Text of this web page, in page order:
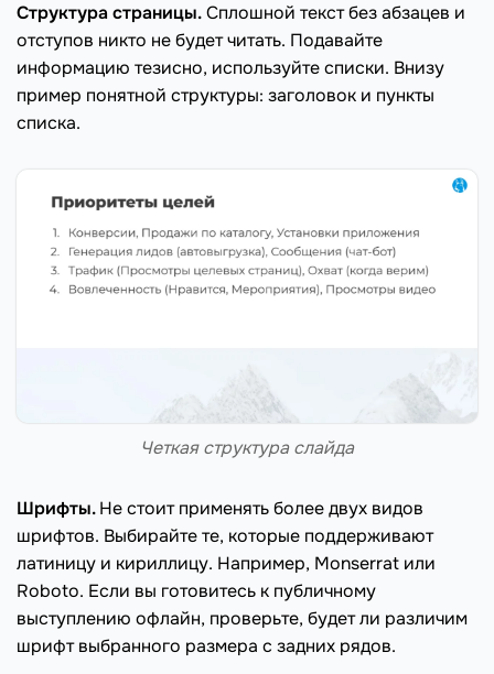
Структура страницы.Сплошной текст без абзацев и
отступов никто не будет читать. Подавайте
информацию тезисно, используйте списки. Внизу
пример понятной структуры: заголовок и пункты
списка.
Четкая структура слайда
Шрифты.Не стоит применять более двух видов
шрифтов. Выбирайте те, которые поддерживают
латиницу и кириллицу. Например, Monserrat или
Roboto. Если вы готовитесь к публичному
выступлению офлайн, проверьте, будет ли различим
шрифт выбранного размера с задних рядов.